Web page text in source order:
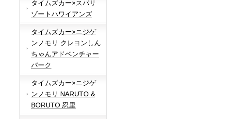
タイムズカー×スパリ
ゾートハワイアンズ
タイムズカー×ニジゲ
ンノモリ クレヨンしん
ちゃんアドベンチャー
パーク
タイムズカー×ニジゲ
ンノモリ NARUTO &
BORUTO 忍里